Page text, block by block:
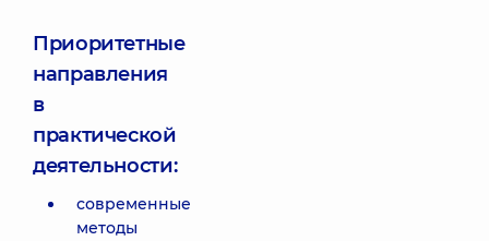
Приоритетные
направления
в
практической
деятельности:
современные
методы